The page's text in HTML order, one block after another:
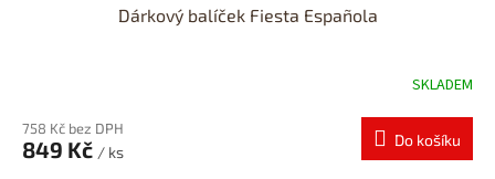
Dárkový balíček Fiesta Española
SKLADEM
758 Kč bez DPH
849 Kč / ks
Do košíku